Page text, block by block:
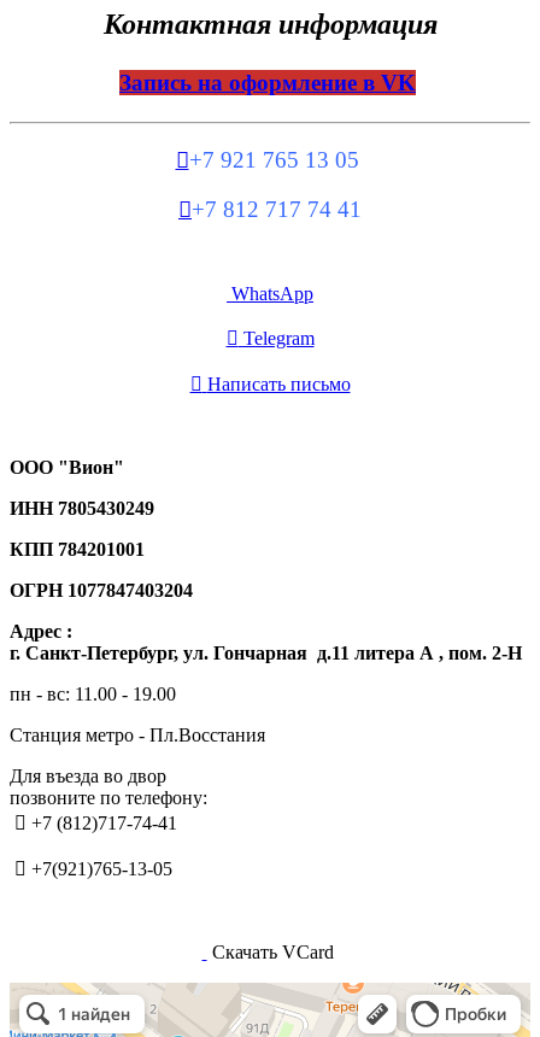
Контактная информация
Запись на оформление в VK
+7 921 765 13 05
+7 812 717 74 41
WhatsApp
 Telegram
 Написать письмо
ООО "Вион"
ИНН 7805430249
КПП 784201001
ОГРН 1077847403204
Адрес :
г. Санкт-Петербург, ул. Гончарная д.11 литера А , пом. 2-Н
пн - вс: 11.00 - 19.00
Станция метро - Пл.Восстания
Для въезда во двор
позвоните по телефону:
 +7 (812)717-74-41
 +7(921)765-13-05
Скачать VCard
Санкт‑Петербург
Гончарная улица, 11 — Яндекс.Карты